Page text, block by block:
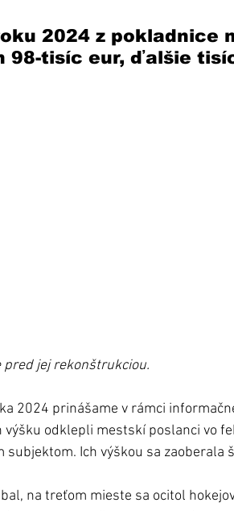
2024 z pokladnice
98-tisíc eur, ďalšie
pred jej rekonštrukciou.
2024 prinášame v rámci
odklepli mestskí poslanci vo
Ich výškou sa zaoberala
na treťom mieste sa ocitol